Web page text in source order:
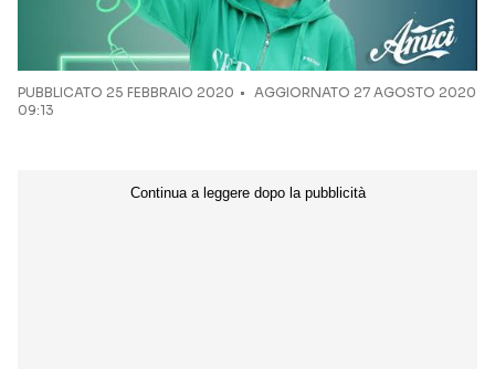
PUBBLICATO 25 FEBBRAIO 2020
AGGIORNATO 27 AGOSTO 2020
09:13